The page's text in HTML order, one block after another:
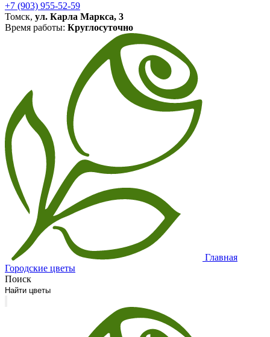
+7 (903) 955-52-59
Томск, ул. Карла Маркса, 3
Время работы: Круглосуточно
Главная
Городские цветы
Поиск